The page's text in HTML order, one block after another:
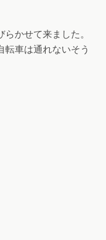
かせて来ました。
転車は通れないそう